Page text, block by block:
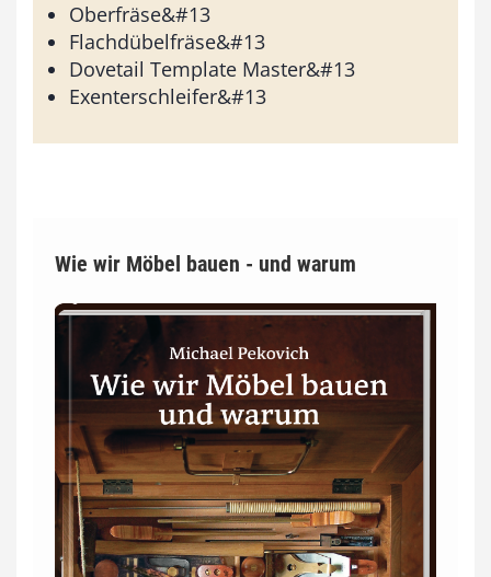
Oberfräse&#13
Flachdübelfräse&#13
Dovetail Template Master&#13
Exenterschleifer&#13
Wie wir Möbel bauen - und warum